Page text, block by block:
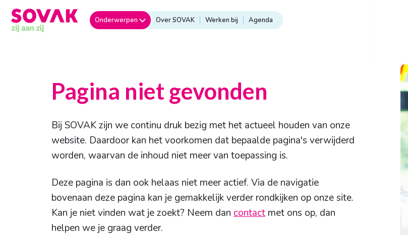
Onderwerpen Over SOVAK Werken bij Agenda
Pagina niet gevonden
Bij SOVAK zijn we continu druk bezig met het actueel houden van onze
website. Daardoor kan het voorkomen dat bepaalde pagina's verwijderd
worden, waarvan de inhoud niet meer van toepassing is.
Deze pagina is dan ook helaas niet meer actief. Via de navigatie
bovenaan deze pagina kan je gemakkelijk verder rondkijken op onze site.
Kan je niet vinden wat je zoekt? Neem dan contact met ons op, dan
helpen we je graag verder.